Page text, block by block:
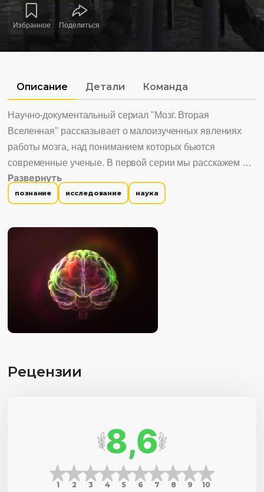
Избранное Поделиться
Описание Детали Команда
Научно-документальный сериал "Мозг. Вторая
Вселенная" рассказывает о малоизученных явлениях
работы мозга, над пониманием которых бьются
современные ученые. В первой серии мы расскажем о
синестезии - редком явлении, благодаря которому
человек может воспринимать дополнительные
каждой буквы или слова цвет, не связанный с цветом
их восприятие окружающего мира сильно отличается от
восприятия большинства.
Развернуть
познание исследование наука
Рецензии
8,6
1 2 3 4 5 6 7 8 9 10